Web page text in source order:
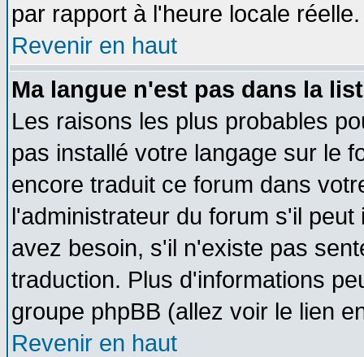
par rapport à l'heure locale réelle.
Revenir en haut
Ma langue n'est pas dans la
Les raisons les plus probables
pas installé votre langage sur le
encore traduit ce forum dans
l'administrateur du forum s'il
avez besoin, s'il n'existe pas
traduction. Plus d'informations
groupe phpBB (allez voir le lien
Revenir en haut